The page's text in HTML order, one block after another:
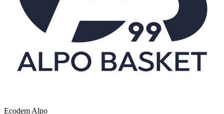
Ecodem Alpo